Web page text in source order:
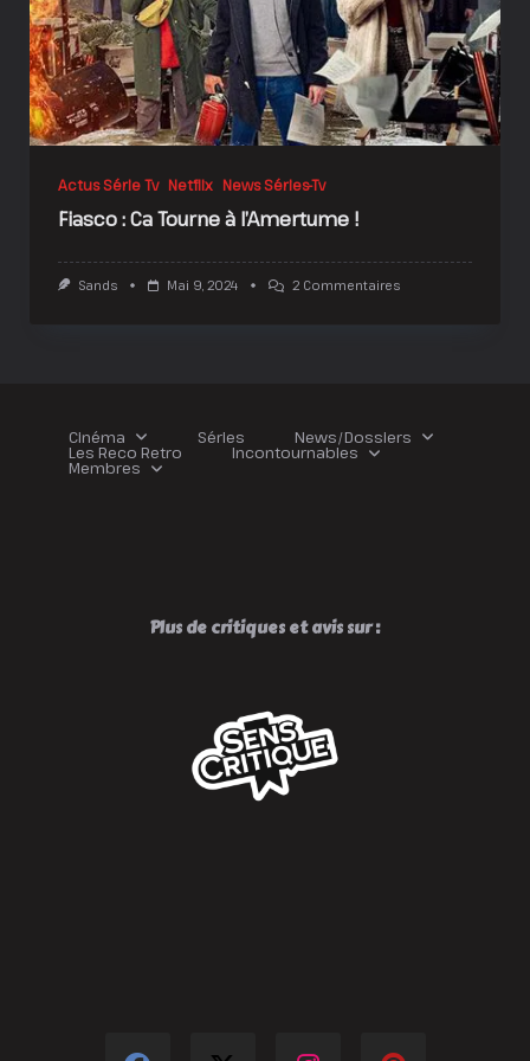
Actus Série Tv Netflix News Séries-Tv
Fiasco : Ca Tourne à l’Amertume !
Sands Mai 9, 2024 2 CommentairesSur
Cinéma Séries News/Dossiers
Les Reco Retro Incontournables
Membres
Plus de critiques et avis sur :